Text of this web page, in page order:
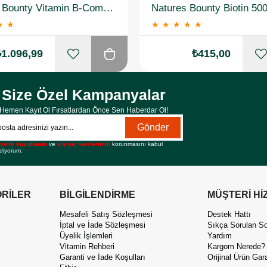
Natures Bounty Vitamin B-Complex Plus Takviye Edici Gıda 60 Tablet 2 Adet
★ ★ ★ ★ ★ ★
₺415,00
Size Özel Kampanyalar
Hemen Kayıt Ol Fırsatlardan Önce Sen Haberdar Ol!
Gönder
koşullarını vekişisel verilerimin korunmasını kabul
BİLGİLENDİRME
Mesafeli Satış Sözleşmesi
İptal ve İade Sözleşmesi
Üyelik İşlemleri
Vitamin Rehberi
Garanti ve İade Koşulları
MÜŞTERİ
Destek Hattı
Sıkça Sorulan
Yardım
Kargom Nerede?
Orijinal Ürün